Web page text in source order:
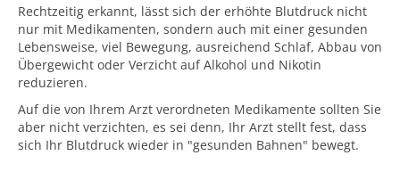
Rechtzeitig erkannt, lässt sich der erhöhte Blutdruck nicht
nur mit Medikamenten, sondern auch mit einer gesunden
Lebensweise, viel Bewegung, ausreichend Schlaf, Abbau von
Übergewicht oder Verzicht auf Alkohol und Nikotin
reduzieren.
Auf die von Ihrem Arzt verordneten Medikamente sollten Sie
aber nicht verzichten, es sei denn, Ihr Arzt stellt fest, dass
sich Ihr Blutdruck wieder in "gesunden Bahnen" bewegt.